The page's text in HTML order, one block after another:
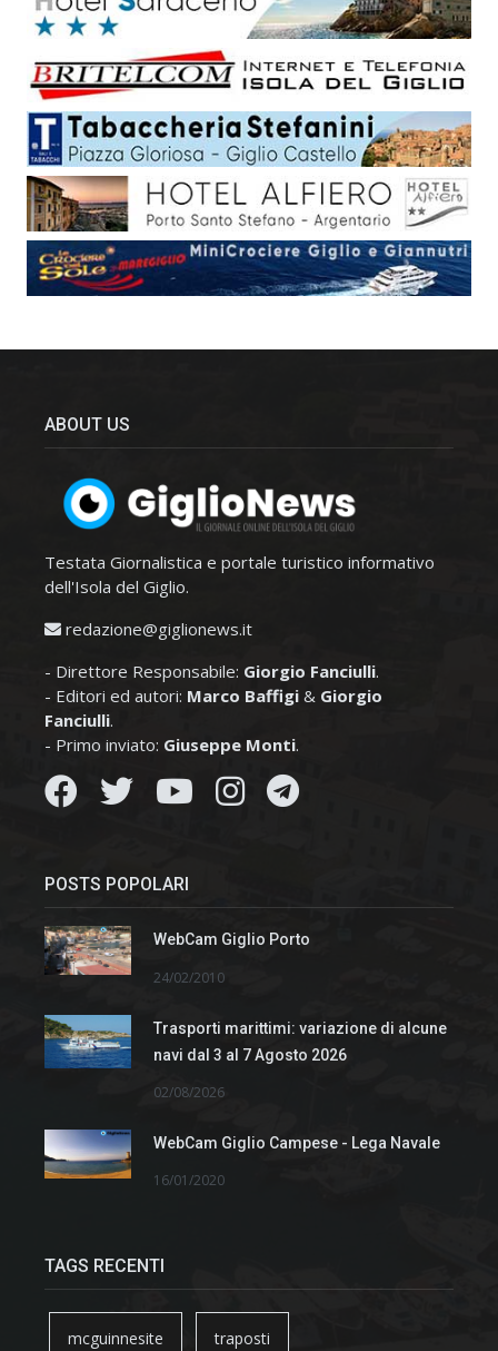
ABOUT US
Testata Giornalistica e portale turistico informativo
dell'Isola del Giglio.
redazione@giglionews.it
- Direttore Responsabile: Giorgio Fanciulli.
- Editori ed autori: Marco Baffigi & Giorgio
Fanciulli.
- Primo inviato: Giuseppe Monti.
POSTS POPOLARI
WebCam Giglio Porto
24/02/2010
Trasporti marittimi: variazione di alcune
navi dal 3 al 7 Agosto 2026
02/08/2026
WebCam Giglio Campese - Lega Navale
16/01/2020
TAGS RECENTI
mcguinnesite traposti